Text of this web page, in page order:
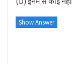
Show Answer